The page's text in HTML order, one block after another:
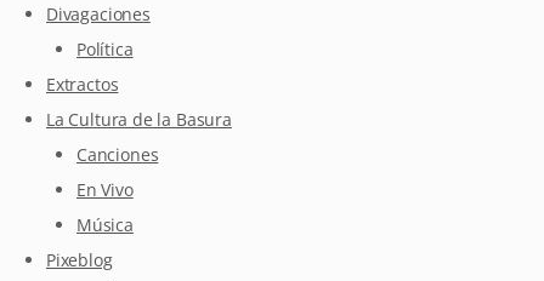
Divagaciones
Política
Extractos
La Cultura de la Basura
Canciones
En Vivo
Música
Pixeblog